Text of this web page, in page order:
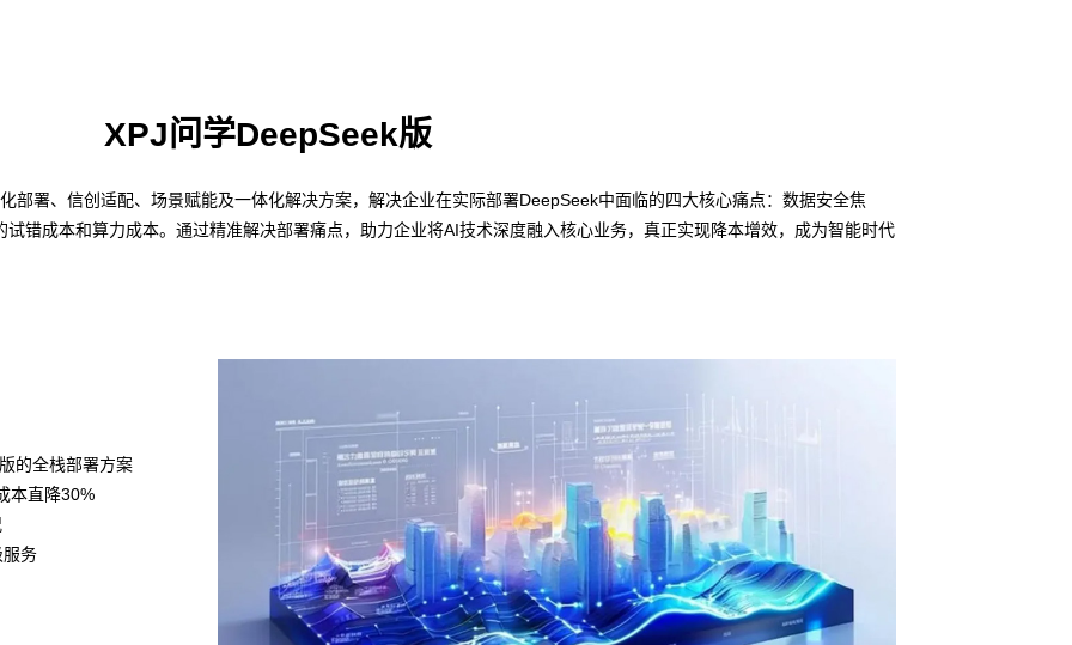
XPJ问学DeepSeek版
署、信创适配、场景赋能及一体化解决方案，解决企业在实际部署DeepSeek中面临的四大核心痛点：数据安全焦
错成本和算力成本。通过精准解决部署痛点，助力企业将AI技术深度融入核心业务，真正实现降本增效，成为智能时代
的全栈部署方案
本直降30%
服务